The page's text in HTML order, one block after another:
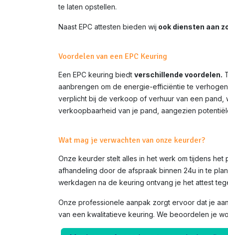
te laten opstellen.
Naast EPC attesten bieden wij ook diensten aan
Voordelen van een EPC Keuring
Een EPC keuring biedt verschillende voordelen.
aanbrengen om de energie-efficiëntie te
verplicht bij de verkoop of verhuur van een pand,
verkoopbaarheid van je pand, aangezien
Wat mag je verwachten van onze keurder?
Onze keurder stelt alles in het werk om tijdens
afhandeling door de afspraak binnen 24u in te
werkdagen na de keuring ontvang je het attest
Onze professionele aanpak zorgt ervoor dat je
van een kwalitatieve keuring. We beoordelen je